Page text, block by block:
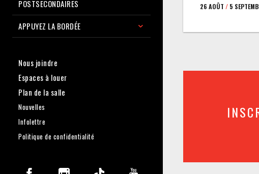
POSTSECONDAIRES
APPUYEZ LA BORDÉE
Nous joindre
Espaces à louer
Plan de la salle
Nouvelles
Infolettre
Politique de confidentialité
26 AOÛT /5